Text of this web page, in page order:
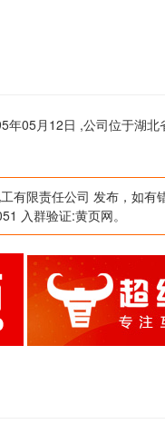
年05月12日 ,公司位于湖
有限责任公司 发布，如有
入群验证:黄页网。